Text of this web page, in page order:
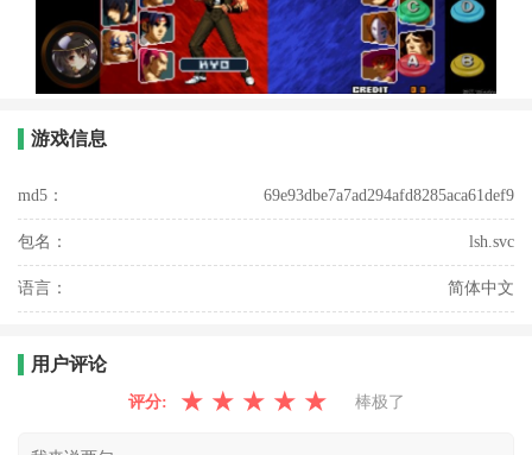
游戏信息
md5： 69e93dbe7a7ad294afd8285aca61def9
包名： lsh.svc
语言： 简体中文
用户评论
评分: ★ ★ ★ ★ ★ 棒极了